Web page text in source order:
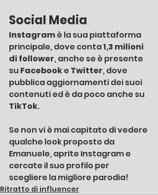
Social Media
Instagram è la sua piattaforma
principale, dove conta 1,3 milioni
di follower, anche se è presente
su Facebook e Twitter, dove
pubblica aggiornamenti dei suoi
contenuti ed è da poco anche su
TikTok.
Se non vi è mai capitato di vedere
qualche look proposto da
Emanuele, aprite Instagram e
cercate il suo profilo per
scegliere la migliore parodia!
Ritratto di influencer